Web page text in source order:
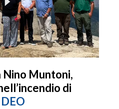
Muntoni,
di